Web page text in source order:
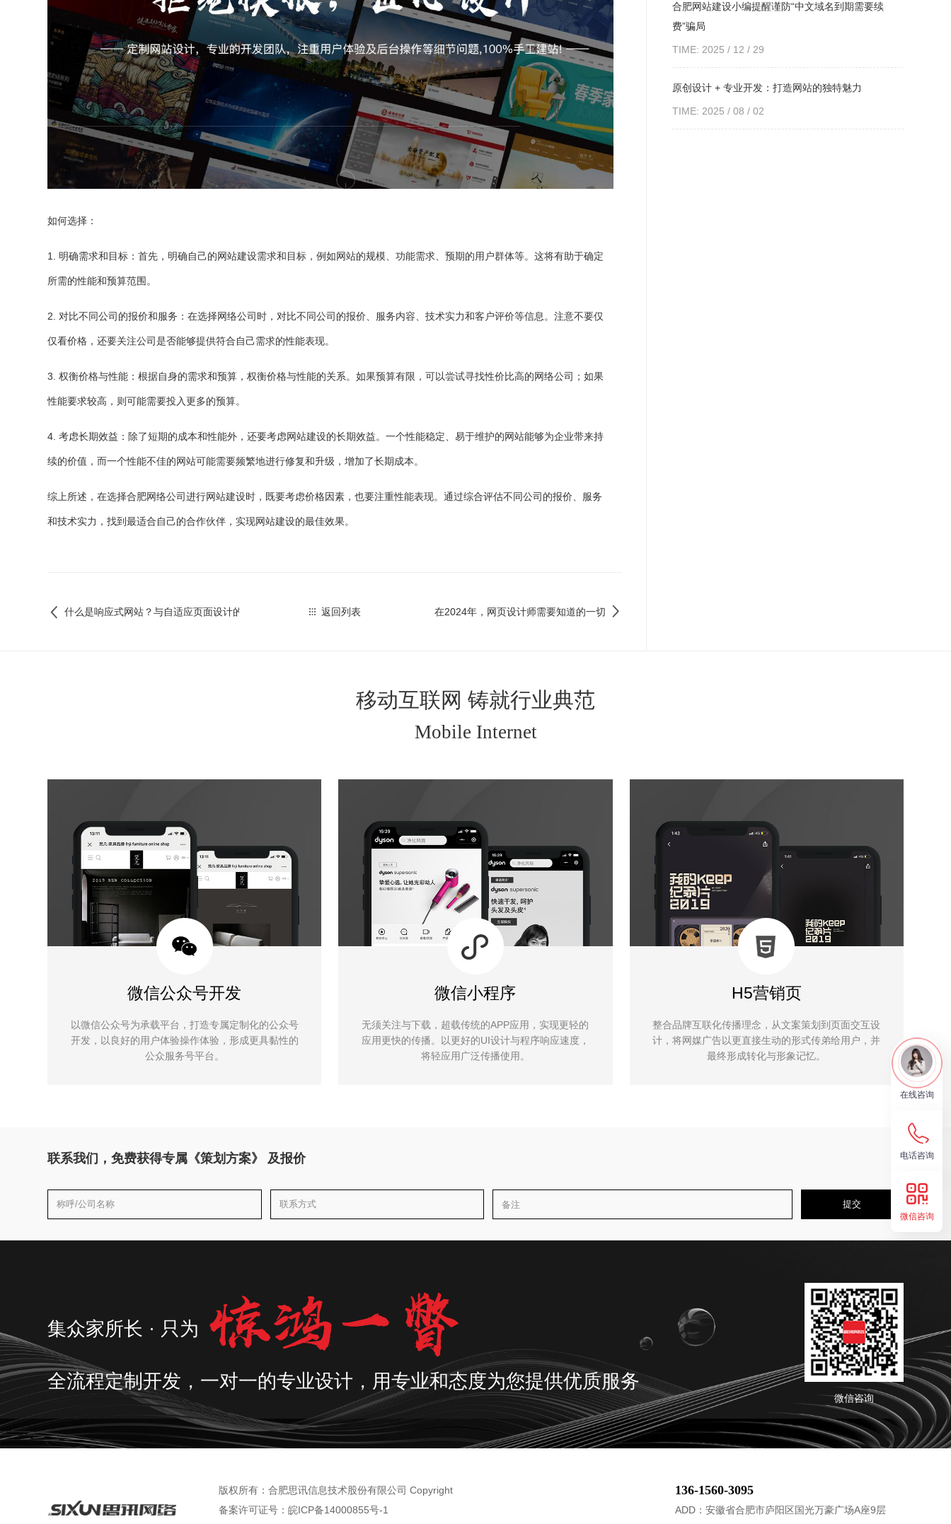
如何选择：
1. 明确需求和目标：首先，明确自己的网站建设需求和目标，例如网站的规模、功能需求、预期的用户群体等。这将有助于确定
所需的性能和预算范围。
2. 对比不同公司的报价和服务：在选择网络公司时，对比不同公司的报价、服务内容、技术实力和客户评价等信息。注意不要仅
仅看价格，还要关注公司是否能够提供符合自己需求的性能表现。
3. 权衡价格与性能：根据自身的需求和预算，权衡价格与性能的关系。如果预算有限，可以尝试寻找性价比高的网络公司；如果
性能要求较高，则可能需要投入更多的预算。
4. 考虑长期效益：除了短期的成本和性能外，还要考虑网站建设的长期效益。一个性能稳定、易于维护的网站能够为企业带来持
续的价值，而一个性能不佳的网站可能需要频繁地进行修复和升级，增加了长期成本。
综上所述，在选择合肥网络公司进行网站建设时，既要考虑价格因素，也要注重性能表现。通过综合评估不同公司的报价、服务
和技术实力，找到最适合自己的合作伙伴，实现网站建设的最佳效果。
什么是响应式网站？与自适应页面设计的区别 返回列表 在2024年，网页设计师需要知道的一切
合肥网站建设小编提醒谨防“中文域名到期需要续
费”骗局
TIME: 2025 / 12 / 29
原创设计 + 专业开发：打造网站的独特魅力
TIME: 2025 / 08 / 02
移动互联网 铸就行业典范
Mobile Internet
微信公众号开发
以微信公众号为承载平台，打造专属定制化的公众号
开发，以良好的用户体验操作体验，形成更具黏性的
公众服务号平台。
微信小程序
无须关注与下载，超载传统的APP应用，实现更轻的
应用更快的传播。以更好的UI设计与程序响应速度，
将轻应用广泛传播使用。
H5营销页
整合品牌互联化传播理念，从文案策划到页面交互设
计，将网媒广告以更直接生动的形式传弟给用户，并
最终形成转化与形象记忆。
联系我们，免费获得专属《策划方案》 及报价
集众家所长 · 只为
全流程定制开发，一对一的专业设计，用专业和态度为您提供优质服务
微信咨询
版权所有：合肥思讯信息技术股份有限公司 Copyright
备案许可证号： 皖ICP备14000855号-1
136-1560-3095
ADD：安徽省合肥市庐阳区国光万豪广场A座9层
在线咨询
电话咨询
微信咨询